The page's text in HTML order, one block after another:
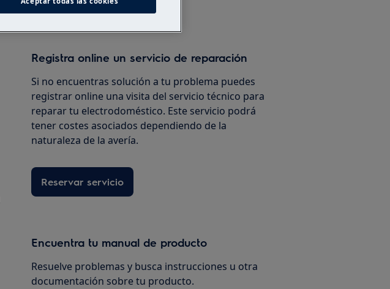
Registra online un servicio de reparación
Si no encuentras solución a tu problema puedes
registrar online una visita del servicio técnico para
reparar tu electrodoméstico. Este servicio podrá
tener costes asociados dependiendo de la
naturaleza de la avería.
Reservar servicio
Encuentra tu manual de producto
Resuelve problemas y busca instrucciones u otra
documentación sobre tu producto.